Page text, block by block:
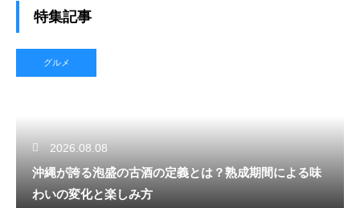
特集記事
グルメ
2026.08.08
沖縄が誇る泡盛の古酒の定義とは？熟成期間による味
わいの変化と楽しみ方